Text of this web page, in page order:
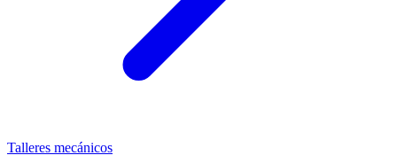
Talleres mecánicos